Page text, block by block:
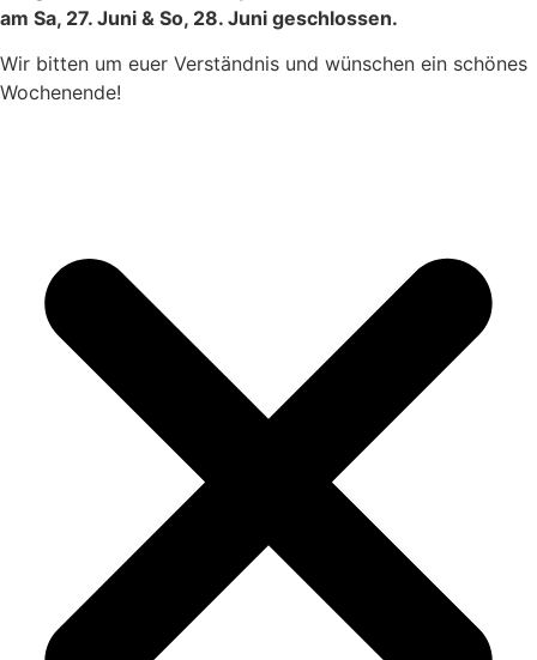
am Sa, 27. Juni & So, 28. Juni geschlossen.
Wir bitten um euer Verständnis und wünschen ein schönes
Wochenende!